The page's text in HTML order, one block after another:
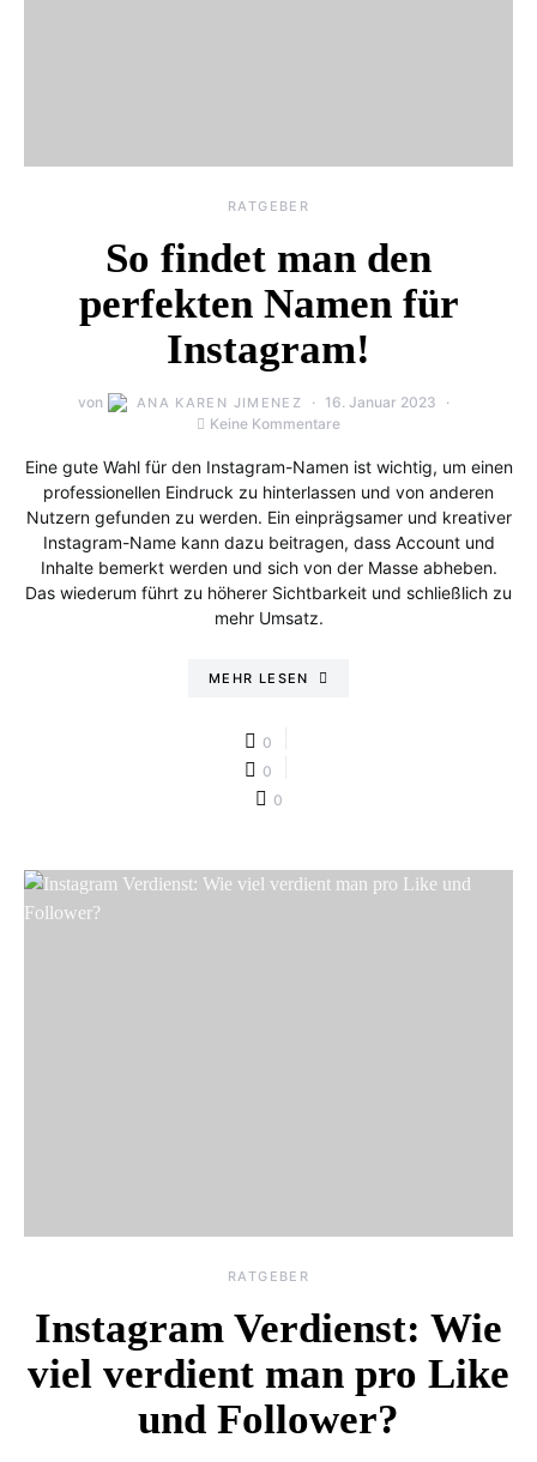
RATGEBER
So findet man den
perfekten Namen für
Instagram!
von ANA KAREN JIMENEZ
16. Januar 2023
Keine Kommentare
Eine gute Wahl für den Instagram-Namen ist wichtig, um einen
professionellen Eindruck zu hinterlassen und von anderen
Nutzern gefunden zu werden. Ein einprägsamer und kreativer
Instagram-Name kann dazu beitragen, dass Account und
Inhalte bemerkt werden und sich von der Masse abheben.
Das wiederum führt zu höherer Sichtbarkeit und schließlich zu
mehr Umsatz.
MEHR LESEN
0
0
0
RATGEBER
Instagram Verdienst: Wie
viel verdient man pro Like
und Follower?